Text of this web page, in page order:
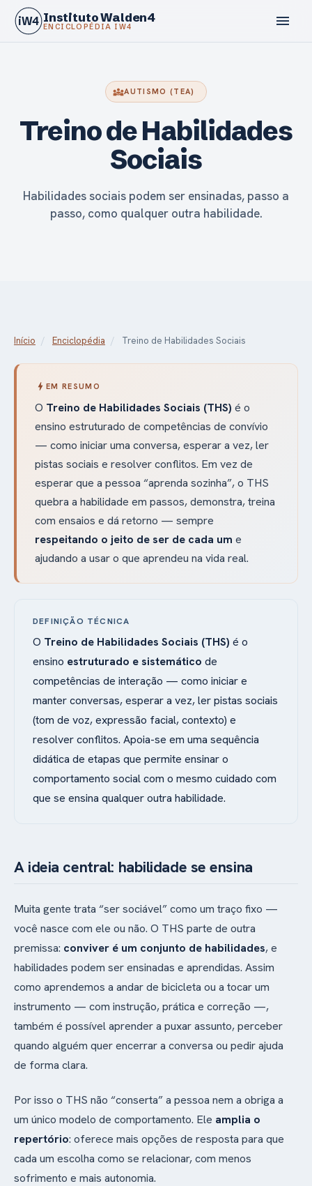
iW4 Instituto Walden4
ENCICLOPÉDIA IW4 menu
calendar_today
diversity_3AUTISMO (TEA)
Treino de Habilidades
Sociais
Habilidades sociais podem ser ensinadas, passo a
passo, como qualquer outra habilidade.
Início / Enciclopédia / Treino de Habilidades Sociais
bolt EM RESUMO
O Treino de Habilidades Sociais (THS) é o
ensino estruturado de competências de convívio
— como iniciar uma conversa, esperar a vez, ler
pistas sociais e resolver conflitos. Em vez de
esperar que a pessoa “aprenda sozinha”, o THS
quebra a habilidade em passos, demonstra, treina
com ensaios e dá retorno — sempre
respeitando o jeito de ser de cada um e
ajudando a usar o que aprendeu na vida real.
DEFINIÇÃO TÉCNICA
O Treino de Habilidades Sociais (THS) é o
ensino estruturado e sistemático de
competências de interação — como iniciar e
manter conversas, esperar a vez, ler pistas sociais
(tom de voz, expressão facial, contexto) e
resolver conflitos. Apoia-se em uma sequência
didática de etapas que permite ensinar o
comportamento social com o mesmo cuidado com
que se ensina qualquer outra habilidade.
A ideia central: habilidade se ensina
Muita gente trata “ser sociável” como um traço fixo —
você nasce com ele ou não. O THS parte de outra
premissa: conviver é um conjunto de habilidades, e
habilidades podem ser ensinadas e aprendidas. Assim
como aprendemos a andar de bicicleta ou a tocar um
instrumento — com instrução, prática e correção —,
também é possível aprender a puxar assunto, perceber
quando alguém quer encerrar a conversa ou pedir ajuda
de forma clara.
Por isso o THS não “conserta” a pessoa nem a obriga a
um único modelo de comportamento. Ele amplia o
repertório: oferece mais opções de resposta para que
cada um escolha como se relacionar, com menos
sofrimento e mais autonomia.